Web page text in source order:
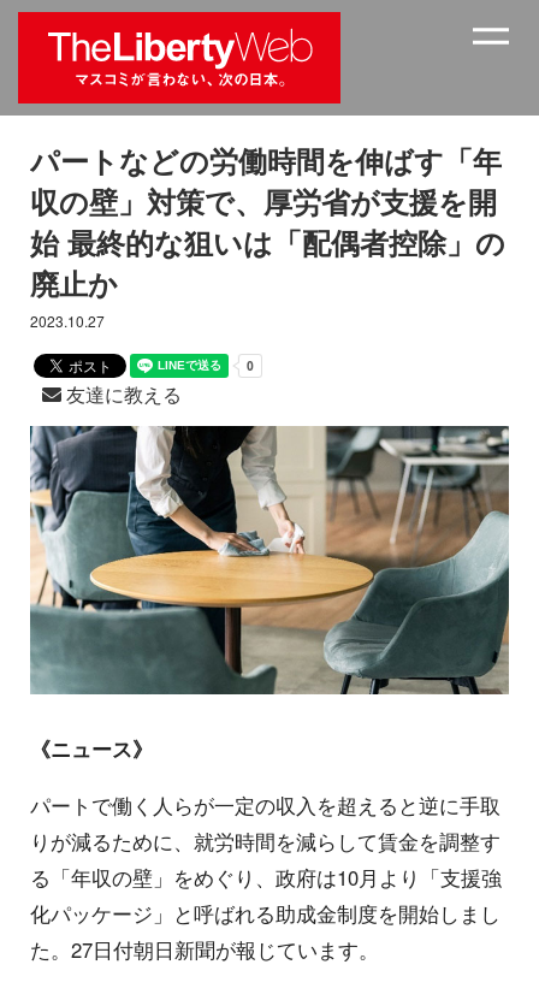
パートなどの労働時間を伸ばす「年
収の壁」対策で、厚労省が支援を開
始 最終的な狙いは「配偶者控除」の
廃止か
2023.10.27
友達に教える
《ニュース》
パートで働く人らが一定の収入を超えると逆に手取
りが減るために、就労時間を減らして賃金を調整す
る「年収の壁」をめぐり、政府は10月より「支援強
化パッケージ」と呼ばれる助成金制度を開始しまし
た。27日付朝日新聞が報じています。